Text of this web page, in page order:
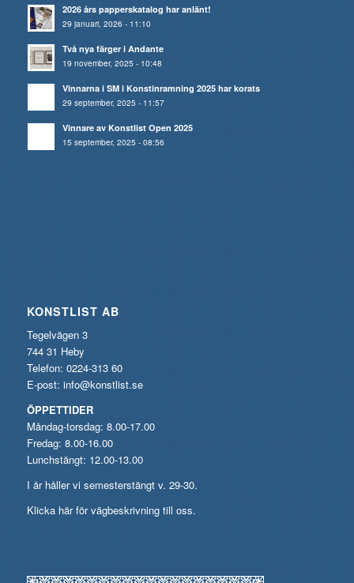
2026 års papperskatalog har anlänt!
29 januari, 2026 - 11:10
Två nya färger i Andante
19 november, 2025 - 10:48
Vinnarna i SM i Konstinramning 2025 har korats
29 september, 2025 - 11:57
Vinnare av Konstlist Open 2025
15 september, 2025 - 08:56
KONSTLIST AB
Tegelvägen 3
744 31 Heby
Telefon: 0224-313 60
E-post: info@konstlist.se
ÖPPETTIDER
Måndag-torsdag: 8.00-17.00
Fredag: 8.00-16.00
Lunchstängt: 12.00-13.00
I år håller vi semesterstängt v. 29-30.
Klicka här för vägbeskrivning till oss.